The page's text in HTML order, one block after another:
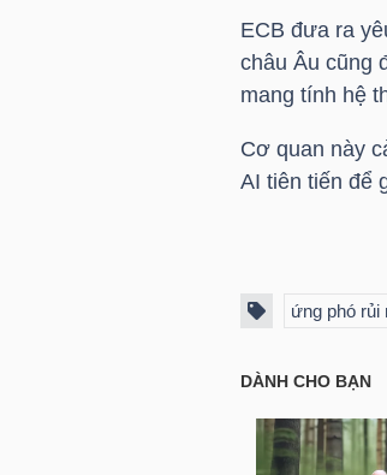
ECB đưa ra
châu Âu cũng
mang tính hệ
Cơ quan này
AI tiên tiến để
ứng phó rủi